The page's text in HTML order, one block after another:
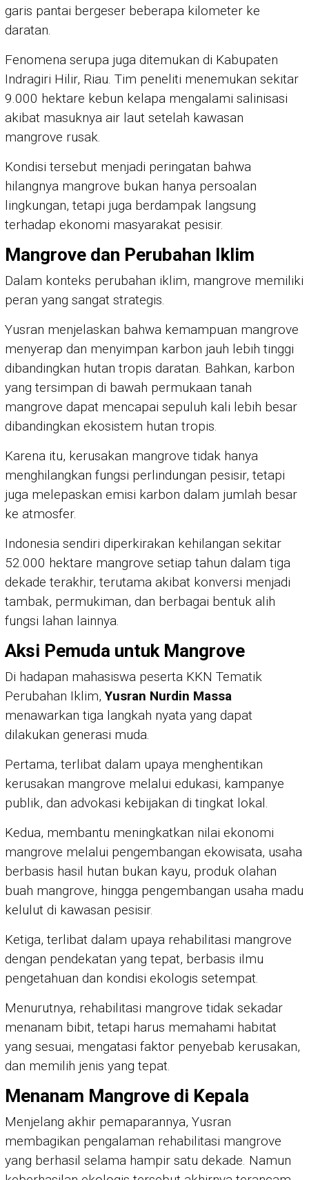
garis pantai bergeser beberapa kilometer ke
daratan.
Fenomena serupa juga ditemukan di Kabupaten
Indragiri Hilir, Riau. Tim peneliti menemukan sekitar
9.000 hektare kebun kelapa mengalami salinisasi
akibat masuknya air laut setelah kawasan
mangrove rusak.
Kondisi tersebut menjadi peringatan bahwa
hilangnya mangrove bukan hanya persoalan
lingkungan, tetapi juga berdampak langsung
terhadap ekonomi masyarakat pesisir.
Mangrove dan Perubahan Iklim
Dalam konteks perubahan iklim, mangrove memiliki
peran yang sangat strategis.
Yusran menjelaskan bahwa kemampuan mangrove
menyerap dan menyimpan karbon jauh lebih tinggi
dibandingkan hutan tropis daratan. Bahkan, karbon
yang tersimpan di bawah permukaan tanah
mangrove dapat mencapai sepuluh kali lebih besar
dibandingkan ekosistem hutan tropis.
Karena itu, kerusakan mangrove tidak hanya
menghilangkan fungsi perlindungan pesisir, tetapi
juga melepaskan emisi karbon dalam jumlah besar
ke atmosfer.
Indonesia sendiri diperkirakan kehilangan sekitar
52.000 hektare mangrove setiap tahun dalam tiga
dekade terakhir, terutama akibat konversi menjadi
tambak, permukiman, dan berbagai bentuk alih
fungsi lahan lainnya.
Aksi Pemuda untuk Mangrove
Di hadapan mahasiswa peserta KKN Tematik
Perubahan Iklim,Yusran Nurdin Massa
menawarkan tiga langkah nyata yang dapat
dilakukan generasi muda.
Pertama, terlibat dalam upaya menghentikan
kerusakan mangrove melalui edukasi, kampanye
publik, dan advokasi kebijakan di tingkat lokal.
Kedua, membantu meningkatkan nilai ekonomi
mangrove melalui pengembangan ekowisata, usaha
berbasis hasil hutan bukan kayu, produk olahan
buah mangrove, hingga pengembangan usaha madu
kelulut di kawasan pesisir.
Ketiga, terlibat dalam upaya rehabilitasi mangrove
dengan pendekatan yang tepat, berbasis ilmu
pengetahuan dan kondisi ekologis setempat.
Menurutnya, rehabilitasi mangrove tidak sekadar
menanam bibit, tetapi harus memahami habitat
yang sesuai, mengatasi faktor penyebab kerusakan,
dan memilih jenis yang tepat.
Menanam Mangrove di Kepala
Menjelang akhir pemaparannya, Yusran
membagikan pengalaman rehabilitasi mangrove
yang berhasil selama hampir satu dekade. Namun